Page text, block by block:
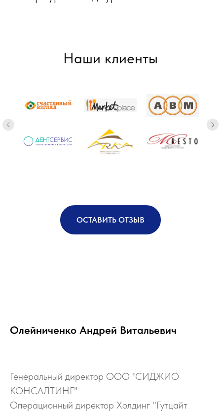
Наши клиенты
ОСТАВИТЬ ОТЗЫВ
Олейниченко Андрей Витальевич
Генеральный директор ООО "СИДЖИО
КОНСАЛТИНГ"
Операционный директор Холдинг ''Гутцайт
ООО "СИДЖИО КОНСАЛТИНГ"
ИНН 7801730555
+7 950 037 75 75